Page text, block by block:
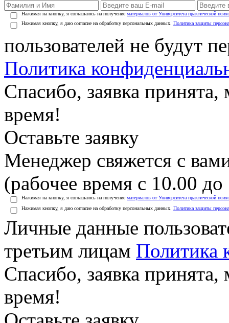
Нажимая на кнопку, я соглашаюсь на получение материалов от Университета практической
Нажимая кнопку, я даю согласие на обработку персональных данных. Политика защиты
пользователей не будут
Политика
Спасибо, заявка
время!
Оставьте заявку
Менеджер свяжется с
(рабочее время с 10.00
Нажимая на кнопку, я соглашаюсь на получение материалов от Университета практической
Нажимая кнопку, я даю согласие на обработку персональных данных. Политика защиты
Личные данные
третьим лицам Политика
Спасибо, заявка
время!